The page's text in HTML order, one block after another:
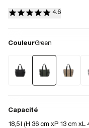
CouleurGreen
Capacité
18,5 l (H 36 cm P 13 cm L